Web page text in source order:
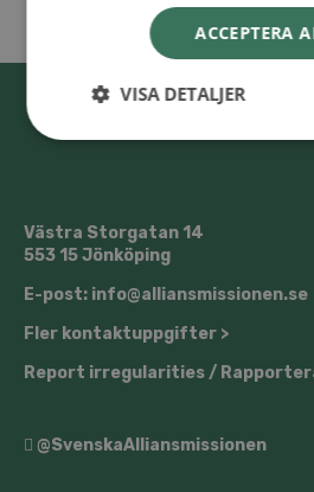
Västra Storgatan 14
553 15 Jönköping
E-post: info@alliansmissionen.se
Fler kontaktuppgifter >
Report irregularities /
@SvenskaAlliansmissionen
ACCEPTERA
VISA DETALJER